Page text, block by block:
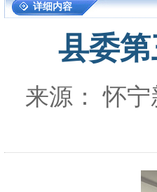
详细内容
县委
来源： 怀